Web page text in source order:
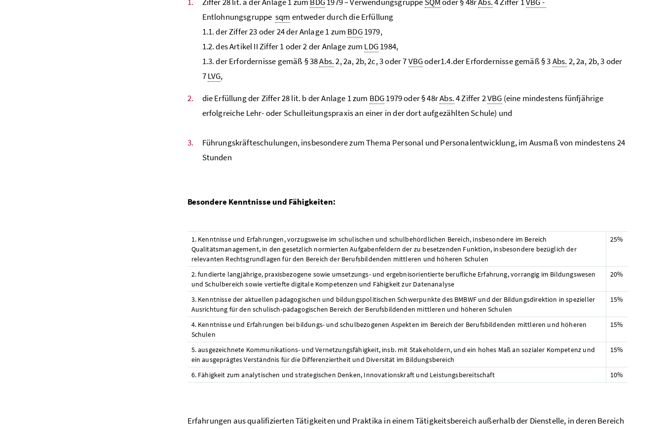
Entlohnungsgruppe sqm entweder durch die Erfüllung
1.1. der Ziffer 23 oder 24 der Anlage 1 zum BDG1979,
1.2. des Artikel II Ziffer 1 oder 2 der Anlage zum LDG1984,
1.3. der Erfordernisse gemäß § 38Abs.2, 2a, 2b, 2c, 3 oder 7VBGoder1.4.der Erfordernisse gemäß § 3Abs. 2, 2a, 2b, 3 oder
7LVG,
die Erfüllung der Ziffer 28 lit. b der Anlage 1 zum BDG1979 oder § 48rAbs.4 Ziffer 2VBG (eine mindestens fünfjährige
erfolgreiche Lehr- oder Schulleitungspraxis an einer in der dort aufgezählten Schule) und
Führungskräfteschulungen, insbesondere zum Thema Personal und Personalentwicklung, im Ausmaß von mindestens 24
Stunden
Besondere Kenntnisse und Fähigkeiten:
1. Kenntnisse und Erfahrungen, vorzugsweise im schulischen und schulbehördlichen Bereich, insbesondere im Bereich
Qualitätsmanagement, in den gesetzlich normierten Aufgabenfeldern der zu besetzenden Funktion, insbesondere bezüglich der
relevanten Rechtsgrundlagen für den Bereich der Berufsbildenden mittleren und höheren Schulen
25%
2. fundierte langjährige, praxisbezogene sowie umsetzungs- und ergebnisorientierte berufliche Erfahrung, vorrangig im Bildungswesen
und Schulbereich sowie vertiefte digitale Kompetenzen und Fähigkeit zur Datenanalyse
20%
3. Kenntnisse der aktuellen pädagogischen und bildungspolitischen Schwerpunkte des BMBWF und der Bildungsdirektion in spezieller
Ausrichtung für den schulisch-pädagogischen Bereich der Berufsbildenden mittleren und höheren Schulen
15%
4. Kenntnisse und Erfahrungen bei bildungs- und schulbezogenen Aspekten im Bereich der Berufsbildenden mittleren und höheren
Schulen
15%
5. ausgezeichnete Kommunikations- und Vernetzungsfähigkeit, insb. mit Stakeholdern, und ein hohes Maß an sozialer Kompetenz und
ein ausgeprägtes Verständnis für die Differenziertheit und Diversität im Bildungsbereich
15%
6. Fähigkeit zum analytischen und strategischen Denken, Innovationskraft und Leistungsbereitschaft 10%
Erfahrungen aus qualifizierten Tätigkeiten und Praktika in einem Tätigkeitsbereich außerhalb der Dienstelle, in deren Bereich